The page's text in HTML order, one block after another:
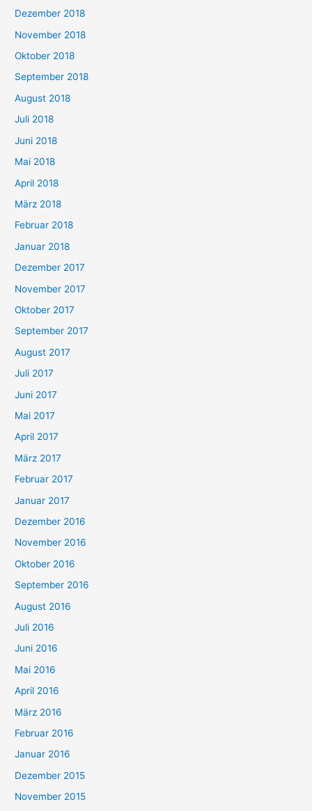
Dezember 2018
November 2018
Oktober 2018
September 2018
August 2018
Juli 2018
Juni 2018
Mai 2018
April 2018
März 2018
Februar 2018
Januar 2018
Dezember 2017
November 2017
Oktober 2017
September 2017
August 2017
Juli 2017
Juni 2017
Mai 2017
April 2017
März 2017
Februar 2017
Januar 2017
Dezember 2016
November 2016
Oktober 2016
September 2016
August 2016
Juli 2016
Juni 2016
Mai 2016
April 2016
März 2016
Februar 2016
Januar 2016
Dezember 2015
November 2015